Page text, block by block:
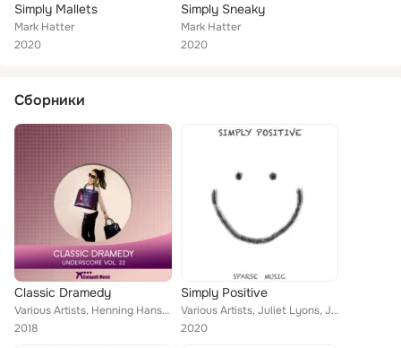
Simply Mallets
Mark Hatter
2020
Simply Sneaky
Mark Hatter
2020
Сборники
Classic Dramedy
Various Artists, Henning Hansen, Max H, Mark Hatter, Peter Cole
2018
Simply Positive
Various Artists, Juliet Lyons, Joerg Regener, John Ware, Elna Maria Myburg, Mark Hatter, Neil Zimmerman, SPARSE MUSIC, Clifford ...
2020